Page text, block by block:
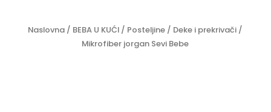
Naslovna / BEBA U KUĆI / Posteljine / Deke i prekrivači /
Mikrofiber jorgan Sevi Bebe